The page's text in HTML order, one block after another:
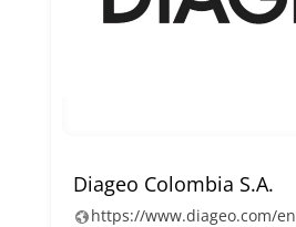
Diageo Colombia S.A.
https://www.diageo.com/en